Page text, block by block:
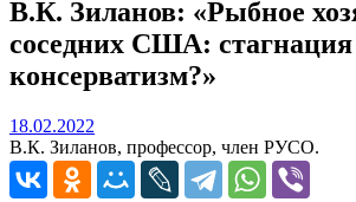
В.К. Зиланов: «Рыбное
соседних США:
консерватизм?»
18.02.2022
В.К. Зиланов, профессор, член РУСО.